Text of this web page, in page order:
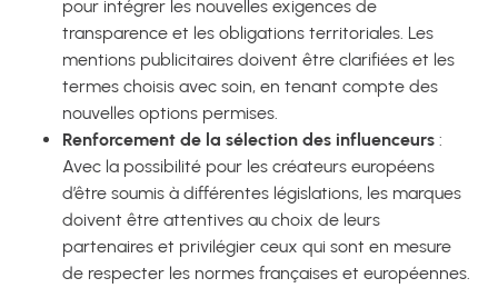
pour intégrer les nouvelles exigences de
transparence et les obligations territoriales. Les
mentions publicitaires doivent être clarifiées et les
termes choisis avec soin, en tenant compte des
nouvelles options permises.
Renforcement de la sélection des influenceurs :
Avec la possibilité pour les créateurs européens
d’être soumis à différentes législations, les marques
doivent être attentives au choix de leurs
partenaires et privilégier ceux qui sont en mesure
de respecter les normes françaises et européennes.